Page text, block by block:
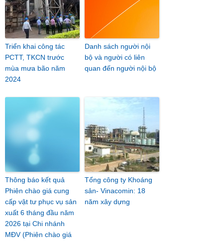
Triển khai công tác
PCTT, TKCN trước
mùa mưa bão năm
2024
Danh sách người nội
bộ và người có liên
quan đến người nội bộ
Thông báo kết quả
Phiên chào giá cung
cấp vật tư phục vụ sản
xuất 6 tháng đầu năm
2026 tại Chi nhánh
MĐV (Phiên chào giá
Tổng công ty Khoáng
sản- Vinacomin: 18
năm xây dựng